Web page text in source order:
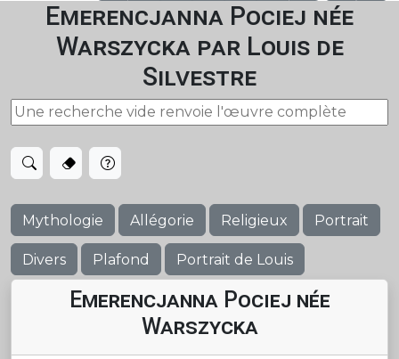
Emerencjanna Pociej née
Warszycka par Louis de
Silvestre
Mythologie Allégorie Religieux Portrait
Divers Plafond Portrait de Louis
Emerencjanna Pociej née
Warszycka